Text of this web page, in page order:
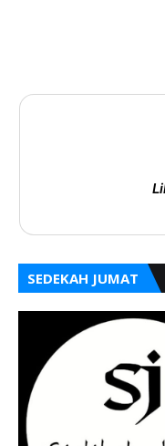
SEDEKAH JUMAT